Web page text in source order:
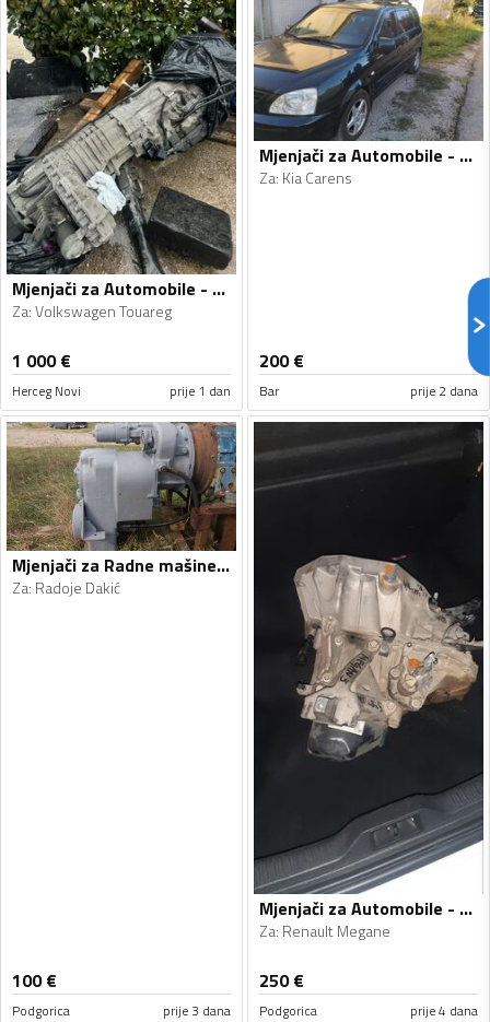
Mjenjači za Automobile - Volkswagen - Touareg - 2008
Za:Volkswagen Touareg
1 000€
Herceg Novi prije 1 dan
Mjenjači za Automobile - Kia - Carens - 2005
Za: Kia Carens
200€
Bar prije 2 dana
Mjenjači za Radne mašine - Radoje Dakić, Clark - 1990, 1990
Za: Radoje Dakić
100€
Podgorica prije 3 dana
Mjenjači za Automobile - Renault - Megane - 2011, 2013
Za: Renault Megane
250€
Podgorica prije 4 dana